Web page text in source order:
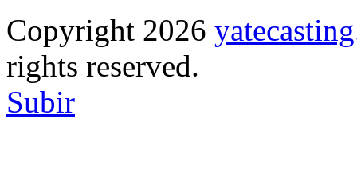
Copyright 2026
rights reserved.
Subir